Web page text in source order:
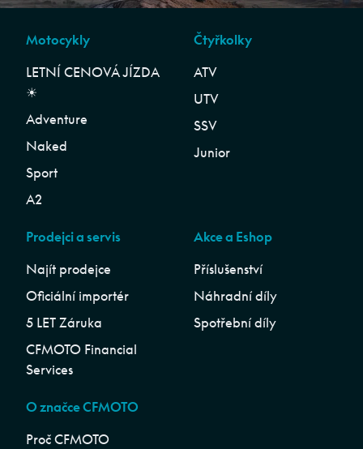
Motocykly
LETNÍ CENOVÁ JÍZDA
☀︎
Adventure
Naked
Sport
A2
Čtyřkolky
ATV
UTV
SSV
Junior
Prodejci a servis
Najít prodejce
Oficiální importér
5 LET Záruka
CFMOTO Financial
Services
Akce a Eshop
Příslušenství
Náhradní díly
Spotřební díly
O značce CFMOTO
Proč CFMOTO